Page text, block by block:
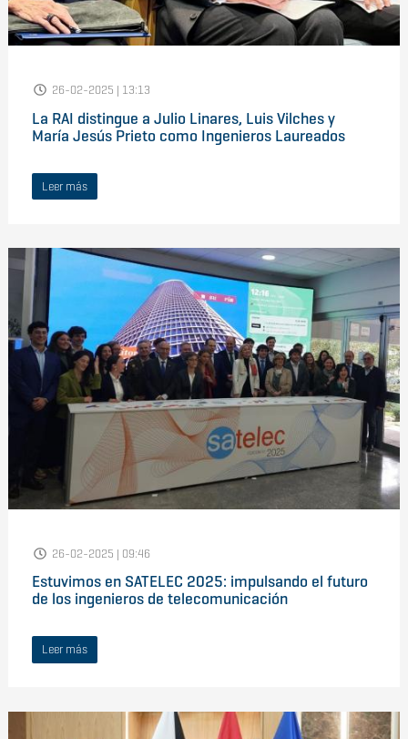
26-02-2025 | 13:13
La RAI distingue a Julio Linares, Luis Vilches y
María Jesús Prieto como Ingenieros Laureados
Leer más
26-02-2025 | 09:46
Estuvimos en SATELEC 2025: impulsando el futuro
de los ingenieros de telecomunicación
Leer más